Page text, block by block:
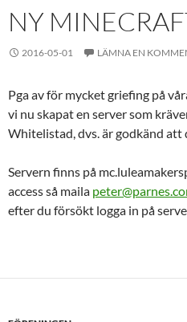
NY
2016-05-01 LÄMNA EN
Pga av för mycket griefing på
vi nu skapat en server som
Whitelistad, dvs. är godkänd att
Servern finns på
access så maila
efter du försökt logga in på